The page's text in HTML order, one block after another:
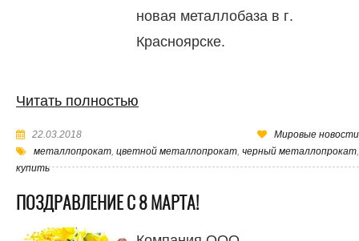
новая металлобаза в г.
Красноярске.
Читать полностью
22.03.2018
Мировые новости
металлопрокат, цветной металлопрокат, черный металлопрокат,
купить
ПОЗДРАВЛЕНИЕ С 8 МАРТА!